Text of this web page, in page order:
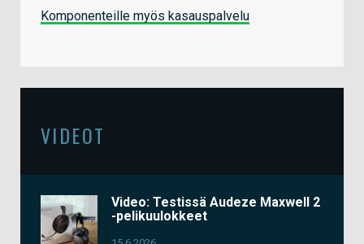
Komponenteille myös kasauspalvelu
VIDEOT
Video: Testissä Audeze Maxwell 2
-pelikuulokkeet